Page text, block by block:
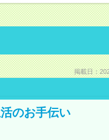
掲載日：
のお手伝い